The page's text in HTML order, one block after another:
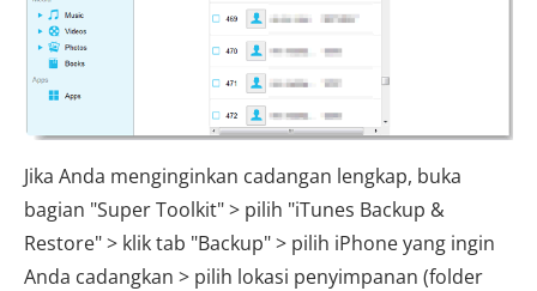
Jika Anda menginginkan cadangan lengkap, buka
bagian "Super Toolkit" > pilih "iTunes Backup &
Restore" > klik tab "Backup" > pilih iPhone yang ingin
Anda cadangkan > pilih lokasi penyimpanan (folder